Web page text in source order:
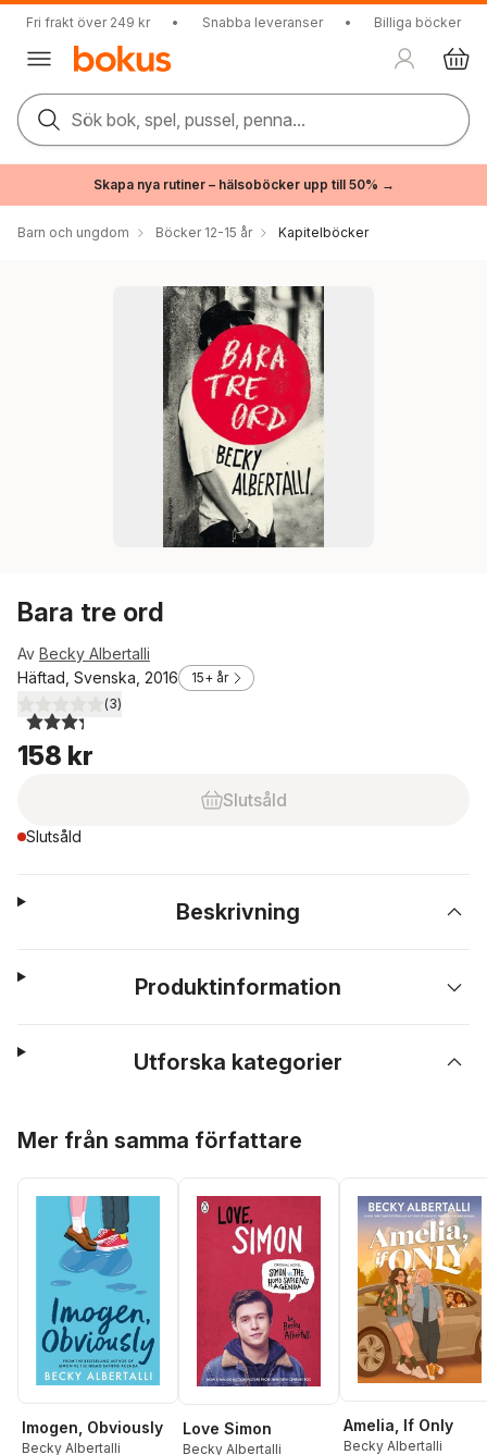
Fri frakt över 249 kr • Snabba leveranser • Billiga böcker
Sök bok, spel, pussel, penna...
Skapa nya rutiner – hälsoböcker upp till 50% →
Barn och ungdom Böcker 12-15 år Kapitelböcker
Bara tre ord
Av Becky Albertalli
Häftad, Svenska, 2016
15+ år
3,3utav 5 stjärnor. Totalt antal röster:
(3)
158 kr
Slutsåld
Slutsåld
Beskrivning
Produktinformation
Utforska kategorier
Mer från samma författare
Imogen, Obviously
Becky Albertalli
Love Simon
Becky Albertalli
Amelia, If Only
Becky Albertalli